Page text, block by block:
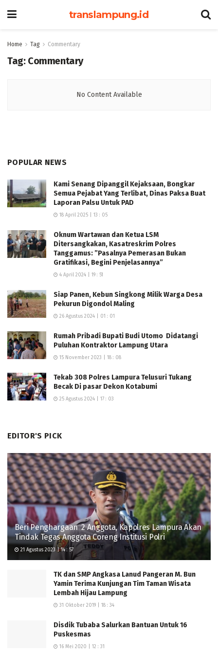
translampung.id
Home Tag Commentary
Tag: Commentary
No Content Available
POPULAR NEWS
Kami Senang Dipanggil Kejaksaan, Bongkar
Semua Pejabat Yang Terlibat, Dinas Paksa Buat
Laporan Palsu Untuk PAD
18 April 2025 | 13 : 05
Oknum Wartawan dan Ketua LSM
Ditersangkakan, Kasatreskrim Polres
Tanggamus: ”Pasalnya Pemerasan Bukan
Gratifikasi, Begini Penjelasannya”
4 April 2024 | 19 : 51
Siap Panen, Kebun Singkong Milik Warga Desa
Pekurun Digondol Maling
26 Agustus 2024 | 01 : 01
Rumah Pribadi Bupati Budi Utomo Didatangi
Puluhan Kontraktor Lampung Utara
15 November 2023 | 18 : 08
Tekab 308 Polres Lampura Telusuri Tukang
Becak Di pasar Dekon Kotabumi
25 Agustus 2024 | 17 : 03
EDITOR'S PICK
Beri Penghargaan 2 Anggota, Kapolres Lampura Akan
Tindak Tegas Anggota Coreng Institusi Polri
21 Agustus 2023 | 14 : 57
TK dan SMP Angkasa Lanud Pangeran M. Bun
Yamin Terima Kunjungan Tim Taman Wisata
Lembah Hijau Lampung
31 Oktober 2019 | 18 : 34
Disdik Tubaba Salurkan Bantuan Untuk 16
Puskesmas
16 Mei 2020 | 12 : 31